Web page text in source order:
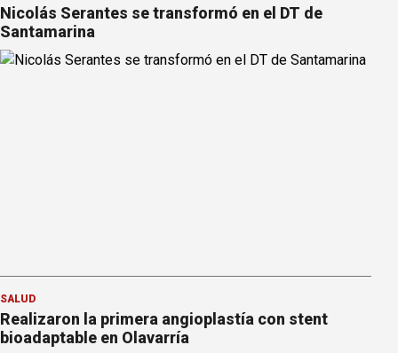
Nicolás Serantes se transformó en el DT de
Santamarina
SALUD
Realizaron la primera angioplastía con stent
bioadaptable en Olavarría